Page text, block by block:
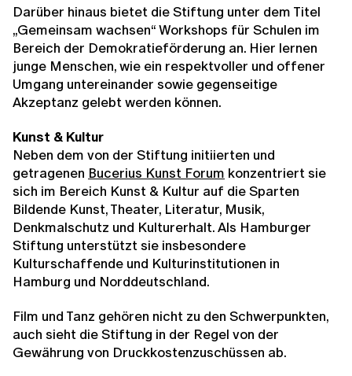
Darüber hinaus bietet die Stiftung unter dem Titel
„Gemeinsam wachsen“ Workshops für Schulen im
Bereich der Demokratieförderung an. Hier lernen
junge Menschen, wie ein respektvoller und offener
Umgang untereinander sowie gegenseitige
Akzeptanz gelebt werden können.
Kunst & Kultur
Neben dem von der Stiftung initiierten und
getragenen Bucerius Kunst Forum konzentriert sie
sich im Bereich Kunst & Kultur auf die Sparten
Bildende Kunst, Theater, Literatur, Musik,
Denkmalschutz und Kulturerhalt. Als Hamburger
Stiftung unterstützt sie insbesondere
Kulturschaffende und Kulturinstitutionen in
Hamburg und Norddeutschland.
Film und Tanz gehören nicht zu den Schwerpunkten,
auch sieht die Stiftung in der Regel von der
Gewährung von Druckkostenzuschüssen ab.